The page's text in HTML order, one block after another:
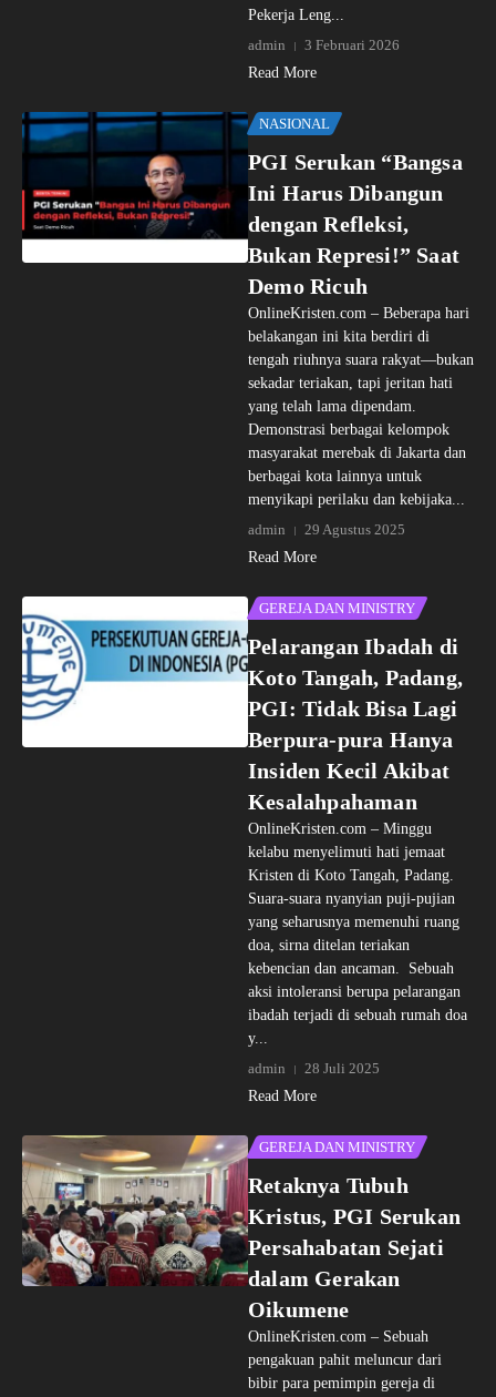
Pekerja Leng...
admin
3 Februari 2026
Read More
NASIONAL
PGI Serukan “Bangsa
Ini Harus Dibangun
dengan Refleksi,
Bukan Represi!” Saat
Demo Ricuh
OnlineKristen.com – Beberapa hari
belakangan ini kita berdiri di
tengah riuhnya suara rakyat—bukan
sekadar teriakan, tapi jeritan hati
yang telah lama dipendam.
Demonstrasi berbagai kelompok
masyarakat merebak di Jakarta dan
berbagai kota lainnya untuk
menyikapi perilaku dan kebijaka...
admin
29 Agustus 2025
Read More
GEREJA DAN MINISTRY
Pelarangan Ibadah di
Koto Tangah, Padang,
PGI: Tidak Bisa Lagi
Berpura-pura Hanya
Insiden Kecil Akibat
Kesalahpahaman
OnlineKristen.com – Minggu
kelabu menyelimuti hati jemaat
Kristen di Koto Tangah, Padang.
Suara-suara nyanyian puji-pujian
yang seharusnya memenuhi ruang
doa, sirna ditelan teriakan
kebencian dan ancaman. Sebuah
aksi intoleransi berupa pelarangan
ibadah terjadi di sebuah rumah doa
y...
admin
28 Juli 2025
Read More
GEREJA DAN MINISTRY
Retaknya Tubuh
Kristus, PGI Serukan
Persahabatan Sejati
dalam Gerakan
Oikumene
OnlineKristen.com – Sebuah
pengakuan pahit meluncur dari
bibir para pemimpin gereja di